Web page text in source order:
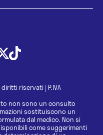
diritti riservati | P.IVA
non sono un consulto
sostituiscono un
dal medico. Non si
come suggerimenti